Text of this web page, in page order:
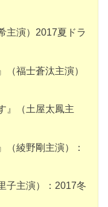
主演）2017夏ドラ
（福士蒼汰主演）
』（土屋太鳳主
（綾野剛主演）：
子主演）：2017冬